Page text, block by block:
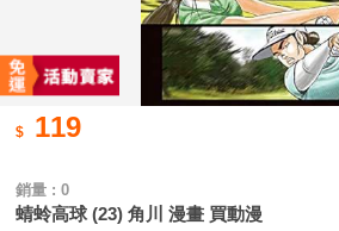
119
銷量 : 0
蜻蛉高球 (23) 角川 漫畫 買動漫